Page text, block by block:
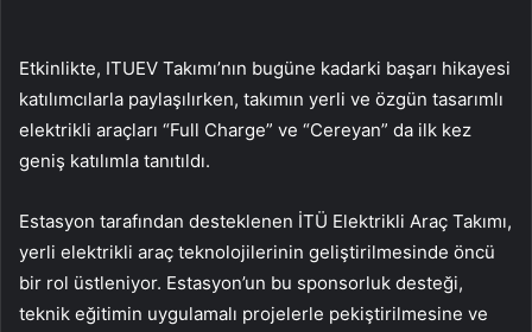
Etkinlikte, ITUEV Takımı’nın bugüne kadarki başarı hikayesi
katılımcılarla paylaşılırken, takımın yerli ve özgün tasarımlı
elektrikli araçları “Full Charge” ve “Cereyan” da ilk kez
geniş katılımla tanıtıldı.
Estasyon tarafından desteklenen İTÜ Elektrikli Araç Takımı,
yerli elektrikli araç teknolojilerinin geliştirilmesinde öncü
bir rol üstleniyor. Estasyon’un bu sponsorluk desteği,
teknik eğitimin uygulamalı projelerle pekiştirilmesine ve